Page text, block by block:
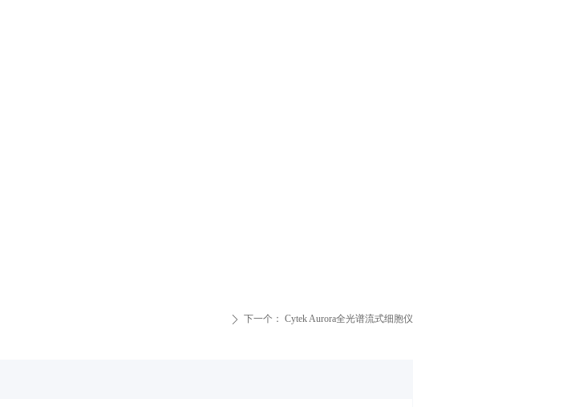
ꄲ 下一个： Cytek Aurora全光谱流式细胞仪